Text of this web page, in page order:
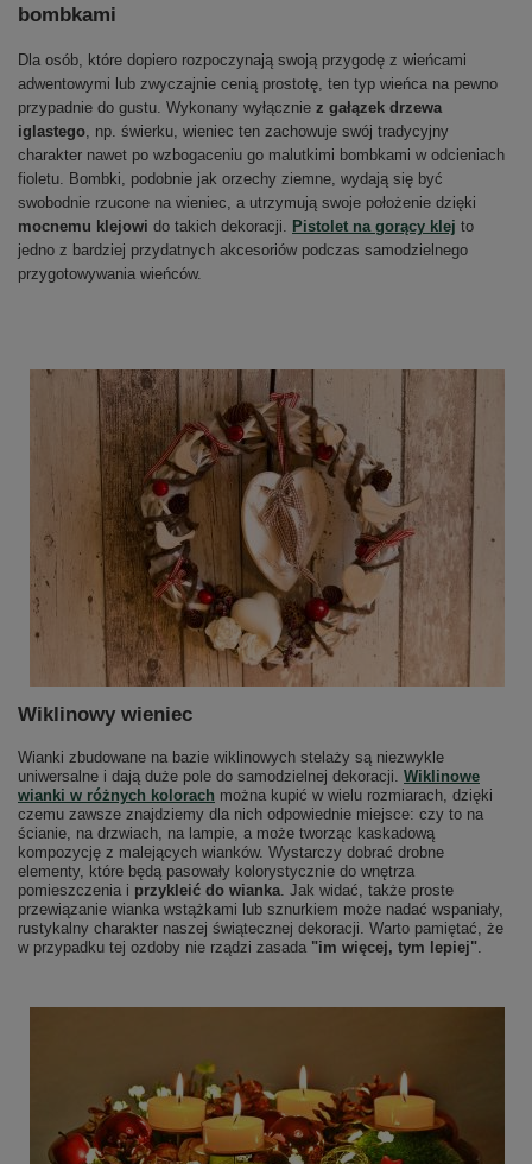
bombkami
Dla osób, które dopiero rozpoczynają swoją przygodę z wieńcami
adwentowymi lub zwyczajnie cenią prostotę, ten typ wieńca na pewno
przypadnie do gustu. Wykonany wyłącznie z gałązek drzewa
iglastego , np. świerku, wieniec ten zachowuje swój tradycyjny
charakter nawet po wzbogaceniu go malutkimi bombkami w odcieniach
fioletu. Bombki, podobnie jak orzechy ziemne, wydają się być
swobodnie rzucone na wieniec, a utrzymują swoje położenie dzięki
mocnemu klejowi do takich dekoracji. Pistolet na gorący klej to
jedno z bardziej przydatnych akcesoriów podczas samodzielnego
przygotowywania wieńców.
Wiklinowy wieniec
Wianki zbudowane na bazie wiklinowych stelaży są niezwykle
uniwersalne i dają duże pole do samodzielnej dekoracji. Wiklinowe
wianki w różnych kolorach można kupić w wielu rozmiarach, dzięki
czemu zawsze znajdziemy dla nich odpowiednie miejsce: czy to na
ścianie, na drzwiach, na lampie, a może tworząc kaskadową
kompozycję z malejących wianków. Wystarczy dobrać drobne
elementy, które będą pasowały kolorystycznie do wnętrza
pomieszczenia i przykleić do wianka . Jak widać, także proste
przewiązanie wianka wstążkami lub sznurkiem może nadać wspaniały,
rustykalny charakter naszej świątecznej dekoracji. Warto pamiętać, że
w przypadku tej ozdoby nie rządzi zasada "im więcej, tym lepiej"